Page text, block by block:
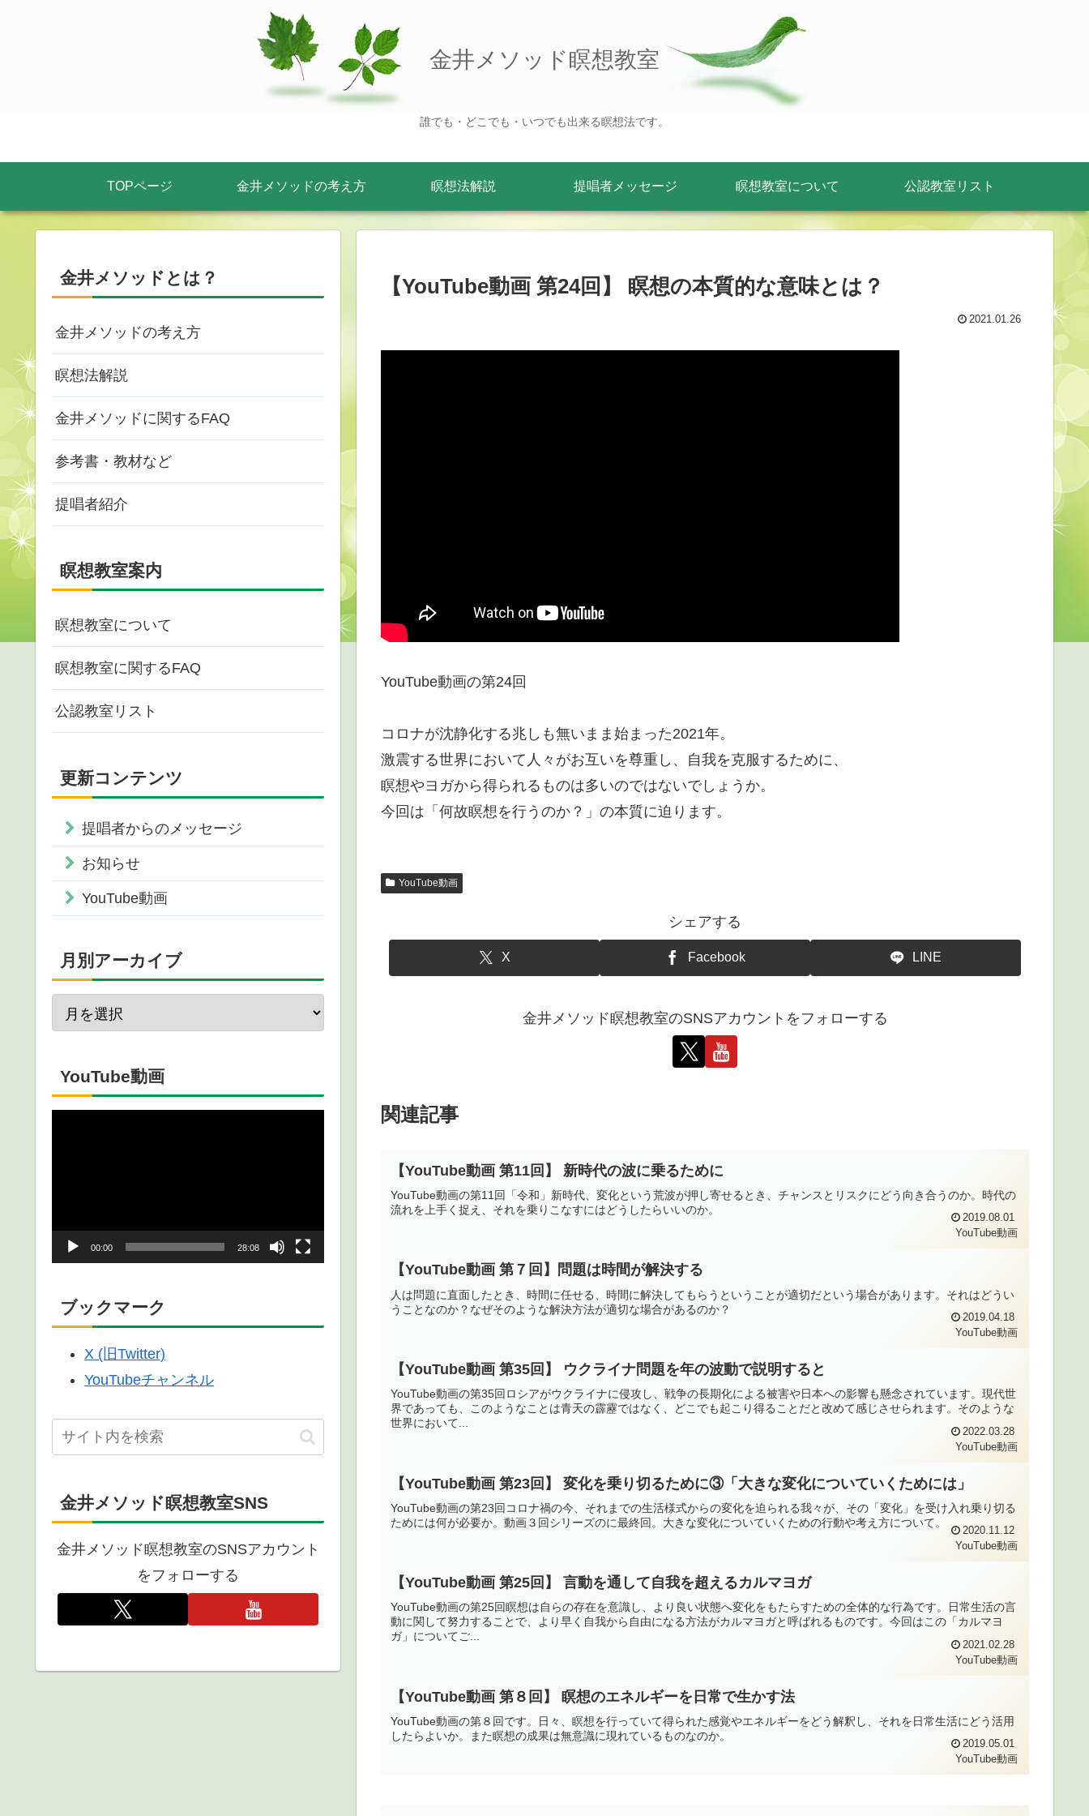
金井メソッド瞑想教室
誰でも・どこでも・いつでも出来る瞑想法です。
TOPページ 金井メソッドの考え方 瞑想法解説 提唱者メッセージ 瞑想教室について 公認教室リスト
【YouTube動画 第24回】 瞑想の本質的な意味とは？
2021.01.26
YouTube動画の第24回
コロナが沈静化する兆しも無いまま始まった2021年。
激震する世界において人々がお互いを尊重し、自我を克服するために、
瞑想やヨガから得られるものは多いのではないでしょうか。
今回は「何故瞑想を行うのか？」の本質に迫ります。
YouTube動画
シェアする
X Facebook LINE
金井メソッド瞑想教室のSNSアカウントをフォローする
関連記事
【YouTube動画 第11回】 新時代の波に乗るために
YouTube動画の第11回「令和」新時代、変化という荒波が押し寄せるとき、チャンスとリスクにどう向き合うのか。時代の
流れを上手く捉え、それを乗りこなすにはどうしたらいいのか。
2019.08.01
YouTube動画
【YouTube動画 第７回】問題は時間が解決する
人は問題に直面したとき、時間に任せる、時間に解決してもらうということが適切だという場合があります。それはどうい
うことなのか？なぜそのような解決方法が適切な場合があるのか？
2019.04.18
YouTube動画
【YouTube動画 第35回】 ウクライナ問題を年の波動で説明すると
YouTube動画の第35回ロシアがウクライナに侵攻し、戦争の長期化による被害や日本への影響も懸念されています。現代世
界であっても、このようなことは青天の霹靂ではなく、どこでも起こり得ることだと改めて感じさせられます。そのような
世界において...
2022.03.28
YouTube動画
【YouTube動画 第23回】 変化を乗り切るために③「大きな変化についていくためには」
YouTube動画の第23回コロナ禍の今、それまでの生活様式からの変化を迫られる我々が、その「変化」を受け入れ乗り切る
ためには何が必要か。動画３回シリーズのに最終回。大きな変化についていくための行動や考え方について。
2020.11.12
YouTube動画
【YouTube動画 第25回】 言動を通して自我を超えるカルマヨガ
YouTube動画の第25回瞑想は自らの存在を意識し、より良い状態へ変化をもたらすための全体的な行為です。日常生活の言
動に関して努力することで、より早く自我から自由になる方法がカルマヨガと呼ばれるものです。今回はこの「カルマヨ
ガ」についてご...
2021.02.28
YouTube動画
【YouTube動画 第８回】 瞑想のエネルギーを日常で生かす法
YouTube動画の第８回です。日々、瞑想を行っていて得られた感覚やエネルギーをどう解釈し、それを日常生活にどう活用
したらよいか。また瞑想の成果は無意識に現れているものなのか。
2019.05.01
YouTube動画
金井メソッドとは？
金井メソッドの考え方
瞑想法解説
金井メソッドに関するFAQ
参考書・教材など
提唱者紹介
瞑想教室案内
瞑想教室について
瞑想教室に関するFAQ
公認教室リスト
更新コンテンツ
提唱者からのメッセージ
お知らせ
YouTube動画
月別アーカイブ
YouTube動画
00:00 28:08
ブックマーク
X (旧Twitter)
YouTubeチャンネル
金井メソッド瞑想教室SNS
金井メソッド瞑想教室のSNSアカウント
をフォローする